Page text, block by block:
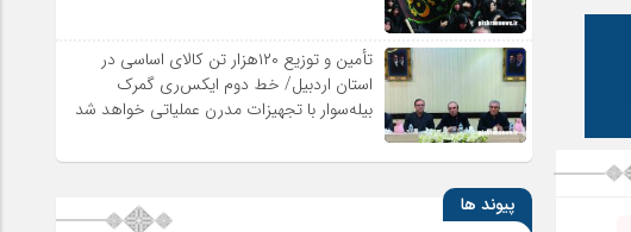
تأمین و توزیع ۱۲۰هزار تن کالای اساسی در
استان اردبیل/ خط دوم ایکس‌ری گمرک
بیله‌سوار با تجهیزات مدرن عملیاتی خواهد شد
پیوند ها